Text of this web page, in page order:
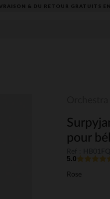
& DU RETOUR GRATUITS
pour
5.0
Rose